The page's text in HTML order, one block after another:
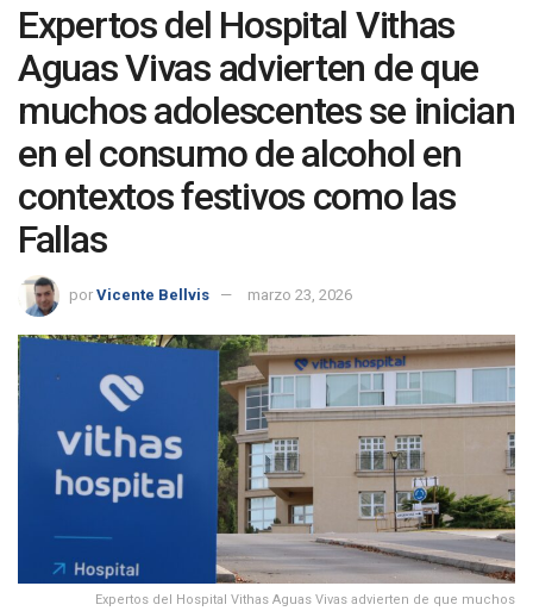
Expertos del Hospital Vithas
Aguas Vivas advierten de que
muchos adolescentes se inician
en el consumo de alcohol en
contextos festivos como las
Fallas
por Vicente Bellvis marzo 23, 2026
Expertos del Hospital Vithas Aguas Vivas advierten de que muchos